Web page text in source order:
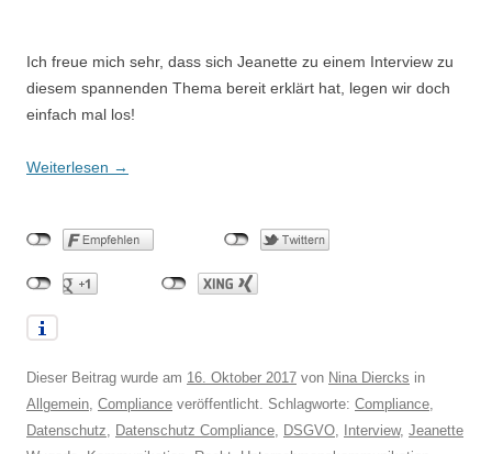
Ich freue mich sehr, dass sich Jeanette zu einem Interview zu
diesem spannenden Thema bereit erklärt hat, legen wir doch
einfach mal los!
Weiterlesen →
Dieser Beitrag wurde am 16. Oktober 2017 von Nina Diercks in
Allgemein, Compliance veröffentlicht. Schlagworte: Compliance,
Datenschutz, Datenschutz Compliance, DSGVO, Interview, Jeanette